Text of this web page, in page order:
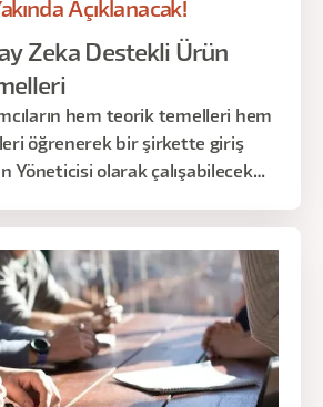
Açıklanacak!
Zeka Destekli Ürün
hem teorik temelleri hem
öğrenerek bir şirkette giriş
Yöneticisi olarak çalışabilecek